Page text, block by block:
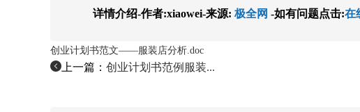
详情介绍-作者:xiaowei-来源: 极全网 -如有问题点击:在
创业计划书范文——服装店分析.doc
上一篇： 创业计划书范例服装...